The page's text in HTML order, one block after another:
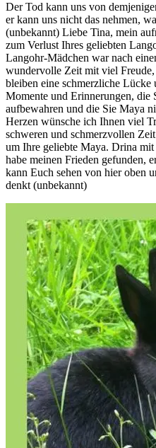
Der Tod kann uns von
er kann uns nicht das nehmen,
(unbekannt) Liebe Tina, mein
zum Verlust Ihres geliebten
Langohr-Mädchen war nach
wundervolle Zeit mit viel
bleiben eine schmerzliche Lücke
Momente und Erinnerungen, die
aufbewahren und die Sie Maya
Herzen wünsche ich Ihnen viel
schweren und schmerzvollen
um Ihre geliebte Maya. Drina
habe meinen Frieden gefunden,
kann Euch sehen von hier oben
denkt (unbekannt)